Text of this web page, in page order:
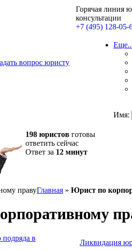
Горячая линия
консультации
+7 (495) 128-05-
вопрос юристу
198 юристов готовы
ответить сейчас
Ответ за 12 минут
Имя:
Главная » Юрист по
подряда в
Ликвидация